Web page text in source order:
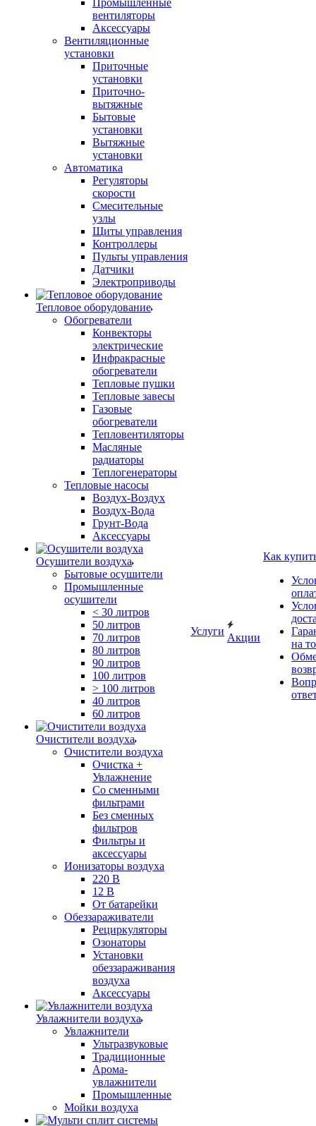
Промышленные
вентиляторы
Аксессуары
Вентиляционные
установки
Приточные
установки
Приточно-
вытяжные
Бытовые
установки
Вытяжные
установки
Автоматика
Регуляторы
скорости
Смесительные
узлы
Щиты управления
Контроллеры
Пульты управления
Датчики
Электроприводы
Тепловое оборудование
Обогреватели
Конвекторы
электрические
Инфракрасные
обогреватели
Тепловые пушки
Тепловые завесы
Газовые
обогреватели
Тепловентиляторы
Масляные
радиаторы
Теплогенераторы
Тепловые насосы
Воздух-Воздух
Воздух-Вода
Грунт-Вода
Аксессуары
Осушители воздуха
Бытовые осушители
Промышленные
осушители
< 30 литров
50 литров
70 литров
80 литров
90 литров
100 литров
> 100 литров
40 литров
60 литров
Очистители воздуха
Очистители воздуха
Очистка +
Увлажнение
Cо сменными
фильтрами
Без сменных
фильтров
Фильтры и
аксессуары
Ионизаторы воздуха
220 В
12 В
От батарейки
Обеззараживатели
Рециркуляторы
Озонаторы
Установки
обеззараживания
воздуха
Аксессуары
Увлажнители воздуха
Увлажнители
Ультразвуковые
Традиционные
Арома-
увлажнители
Промышленные
Мойки воздуха
Услуги
Акции
Как
на